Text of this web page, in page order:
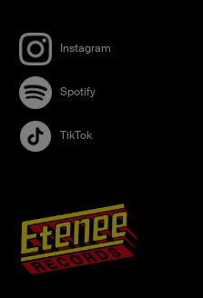
Instagram
Spotify
TikTok